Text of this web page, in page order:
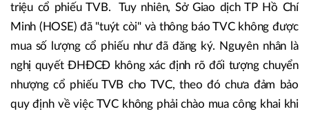
triệu cổ phiếu TVB. Tuy nhiên, Sở Giao dịch TP Hồ Chí
Minh (HOSE) đã "tuýt còi" và thông báo TVC không được
mua số lượng cổ phiếu như đã đăng ký. Nguyên nhân là
nghị quyết ĐHĐCĐ không xác định rõ đối tượng chuyển
nhượng cổ phiếu TVB cho TVC, theo đó chưa đảm bảo
quy định về việc TVC không phải chào mua công khai khi